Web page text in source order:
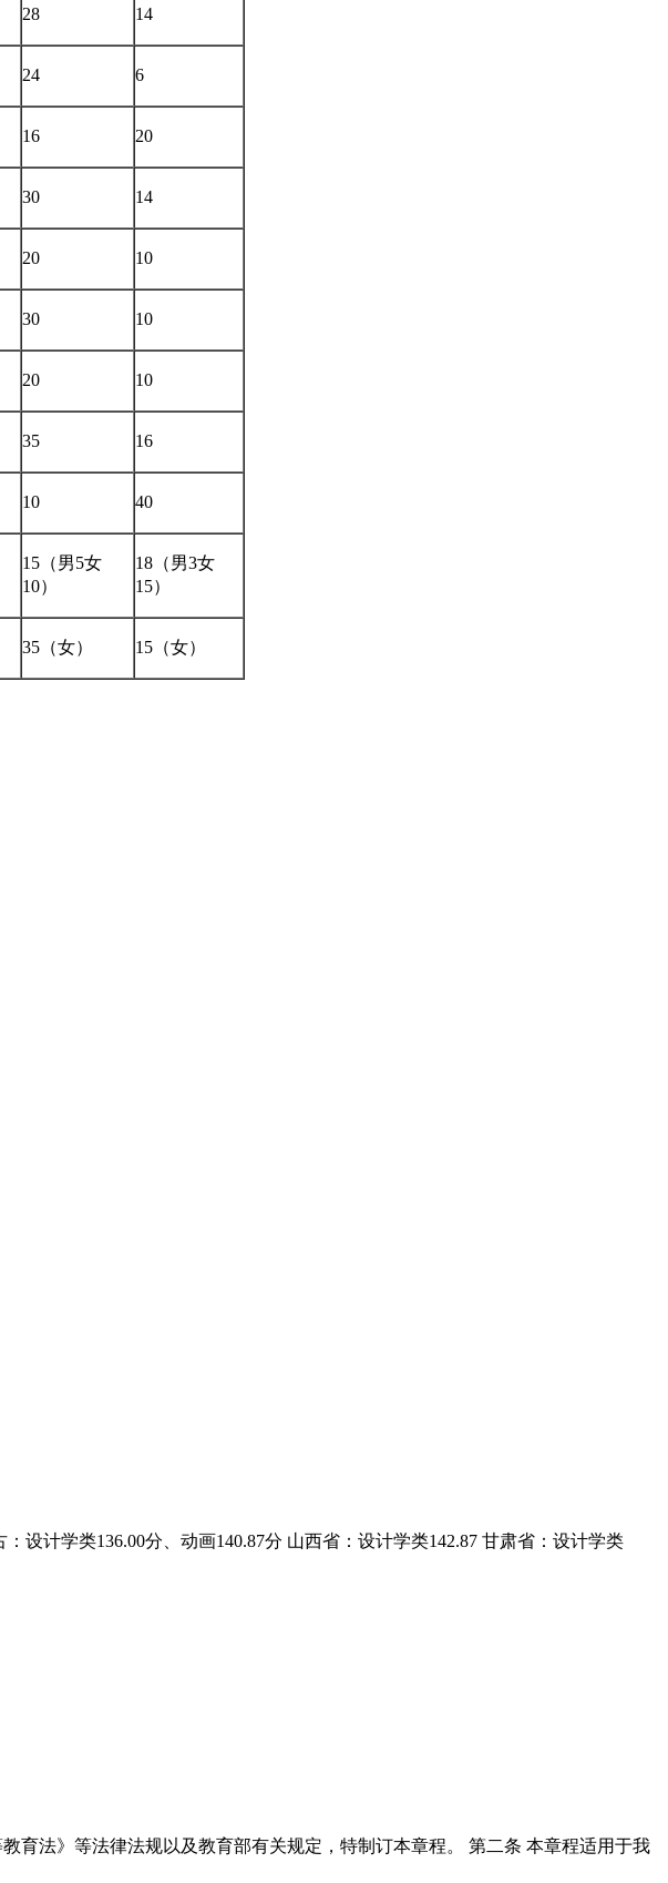
28 14
24 6
16 20
30 14
20 10
30 10
20 10
35 16
10 40
15（男5女
10）
18（男3女
15）
35（女） 15（女）
设计学类136.00分、动画140.87分 山西省：设计学类142.87 甘肃省：设计学类
育法》等法律法规以及教育部有关规定，特制订本章程。 第二条 本章程适用于我